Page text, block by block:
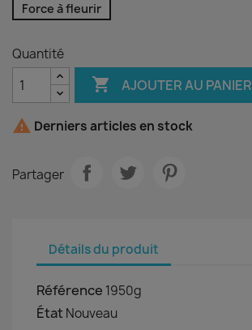
Force à fleurir
Quantité
 AJOUTER AU PANIER
 Derniers articles en stock
Partager
Détails du produit
Référence 1950g
État Nouveau